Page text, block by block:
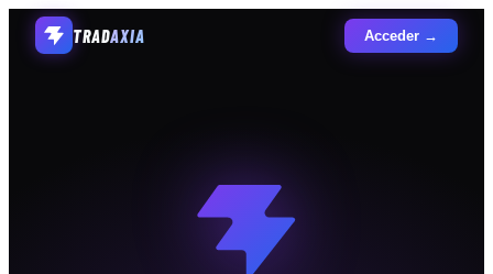
TRADAXIA Acceder →